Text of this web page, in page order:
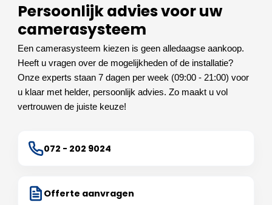
Persoonlijk advies voor uw
camerasysteem
Een camerasysteem kiezen is geen alledaagse aankoop.
Heeft u vragen over de mogelijkheden of de installatie?
Onze experts staan 7 dagen per week (09:00 - 21:00) voor
u klaar met helder, persoonlijk advies. Zo maakt u vol
vertrouwen de juiste keuze!
072 - 202 9024
Offerte aanvragen